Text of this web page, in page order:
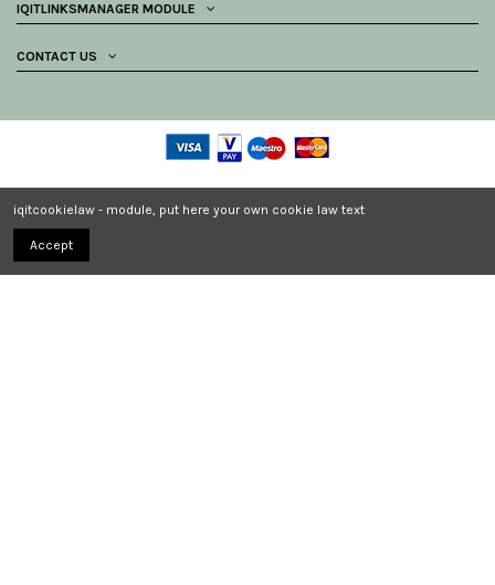
IQITLINKSMANAGER MODULE
CONTACT US
iqitcookielaw - module, put here your own cookie law text
Accept